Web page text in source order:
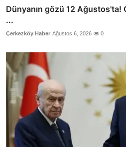
Dünyanın gözü 12 Ağustos'ta!
...
Çerkezköy Haber Ağustos 6, 2026 0